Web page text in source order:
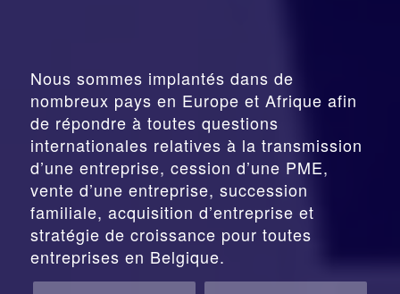
Nous sommes implantés dans de
nombreux pays en Europe et Afrique afin
de répondre à toutes questions
internationales relatives à la transmission
d’une entreprise, cession d’une PME,
vente d’une entreprise, succession
familiale, acquisition d’entreprise et
stratégie de croissance pour toutes
entreprises en Belgique.